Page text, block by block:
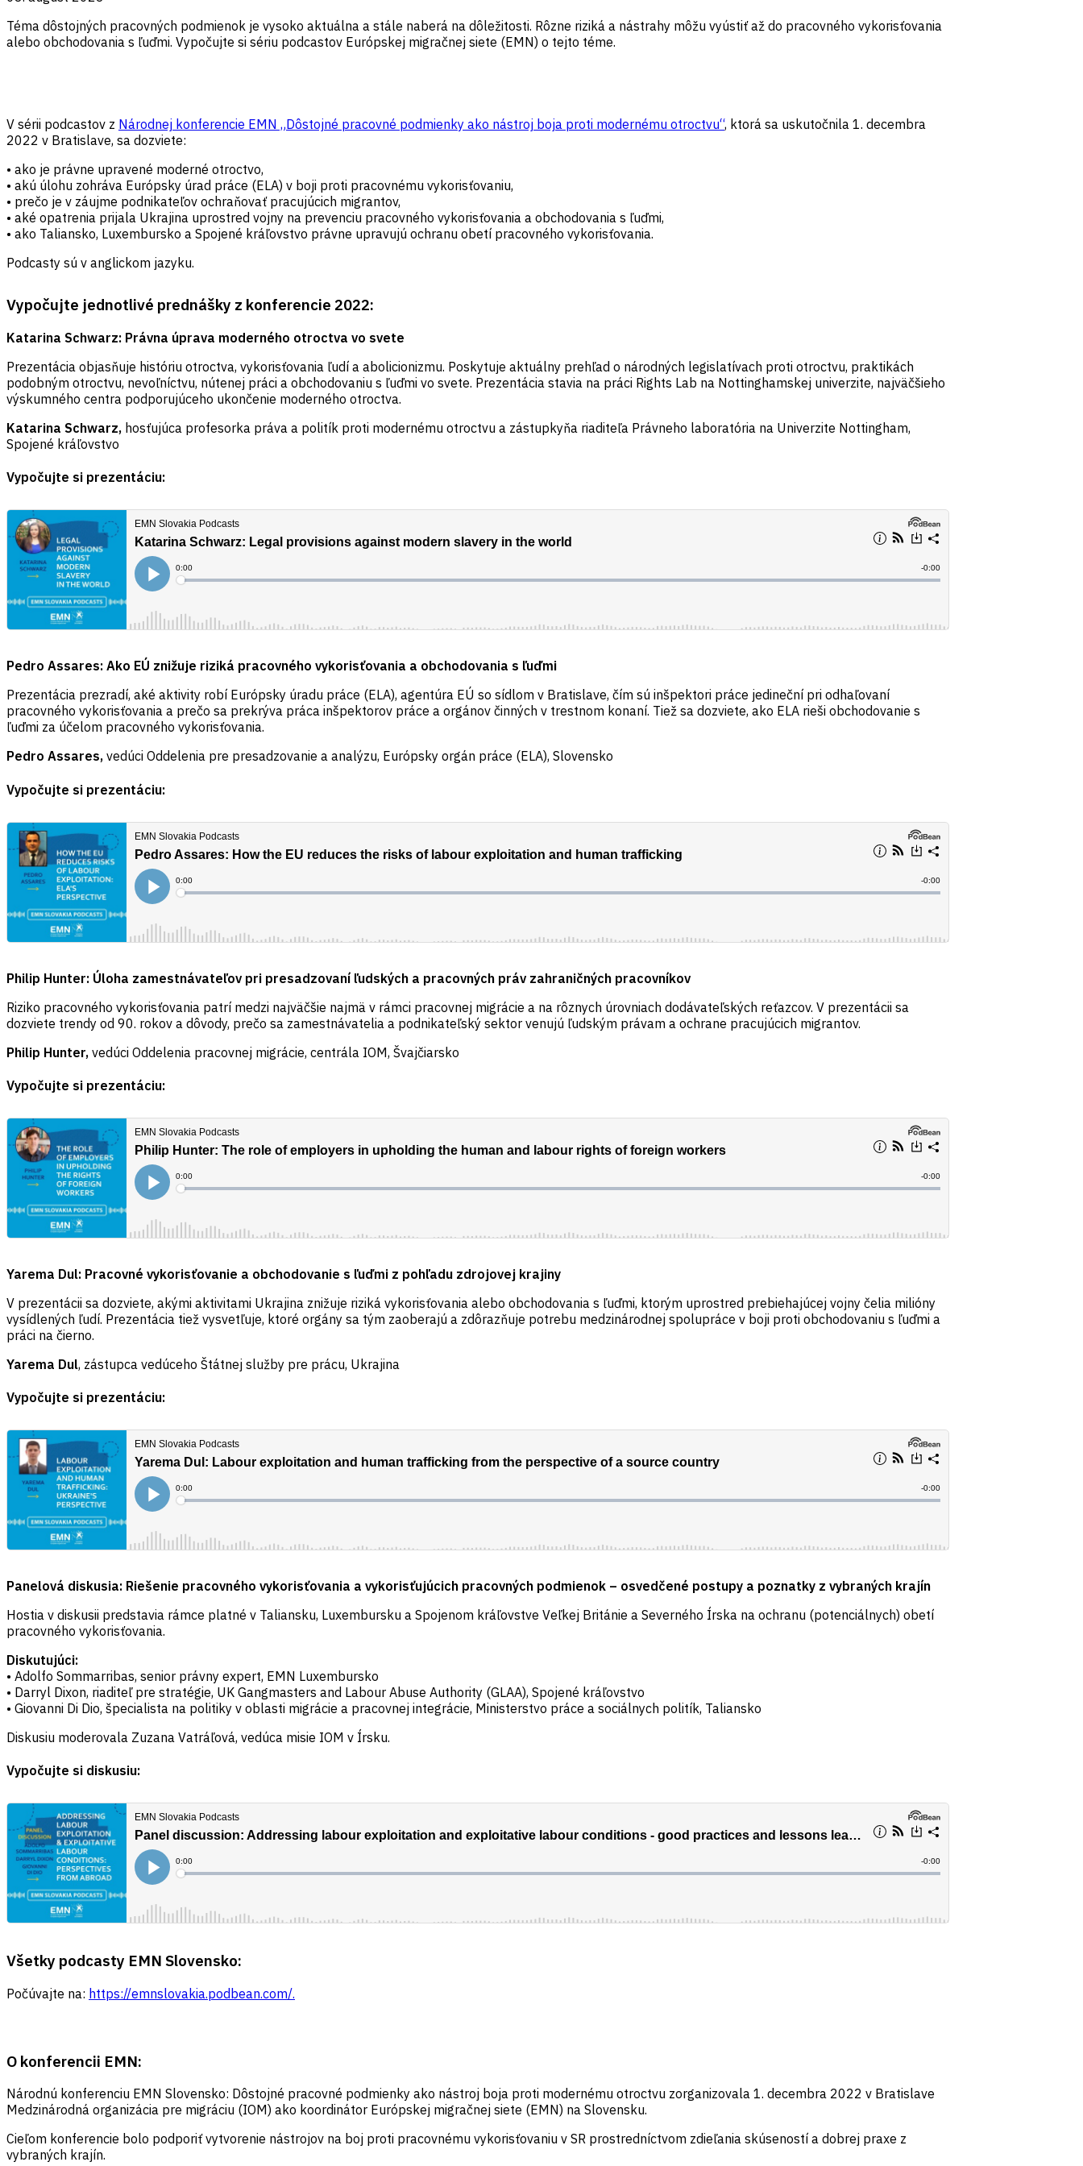
Téma dôstojných pracovných podmienok je vysoko aktuálna a stále naberá na dôležitosti. Rôzne riziká a nástrahy môžu vyústiť až do pracovného vykorisťovania
alebo obchodovania s ľuďmi. Vypočujte si sériu podcastov Európskej migračnej siete (EMN) o tejto téme.
V sérii podcastov z Národnej konferencie EMN „Dôstojné pracovné podmienky ako nástroj boja proti modernému otroctvu“, ktorá sa uskutočnila 1. decembra
2022 v Bratislave, sa dozviete:
• ako je právne upravené moderné otroctvo,
• akú úlohu zohráva Európsky úrad práce (ELA) v boji proti pracovnému vykorisťovaniu,
• prečo je v záujme podnikateľov ochraňovať pracujúcich migrantov,
• aké opatrenia prijala Ukrajina uprostred vojny na prevenciu pracovného vykorisťovania a obchodovania s ľuďmi,
• ako Taliansko, Luxembursko a Spojené kráľovstvo právne upravujú ochranu obetí pracovného vykorisťovania.
Podcasty sú v anglickom jazyku.
Vypočujte jednotlivé prednášky z konferencie 2022:
Katarina Schwarz: Právna úprava moderného otroctva vo svete
Prezentácia objasňuje históriu otroctva, vykorisťovania ľudí a abolicionizmu. Poskytuje aktuálny prehľad o národných legislatívach proti otroctvu, praktikách
podobným otroctvu, nevoľníctvu, nútenej práci a obchodovaniu s ľuďmi vo svete. Prezentácia stavia na práci Rights Lab na Nottinghamskej univerzite, najväčšieho
výskumného centra podporujúceho ukončenie moderného otroctva.
Katarina Schwarz, hosťujúca profesorka práva a politík proti modernému otroctvu a zástupkyňa riaditeľa Právneho laboratória na Univerzite Nottingham,
Spojené kráľovstvo
Vypočujte si prezentáciu:
Pedro Assares: Ako EÚ znižuje riziká pracovného vykorisťovania a obchodovania s ľuďmi
Prezentácia prezradí, aké aktivity robí Európsky úradu práce (ELA), agentúra EÚ so sídlom v Bratislave, čím sú inšpektori práce jedineční pri odhaľovaní
pracovného vykorisťovania a prečo sa prekrýva práca inšpektorov práce a orgánov činných v trestnom konaní. Tiež sa dozviete, ako ELA rieši obchodovanie s
ľuďmi za účelom pracovného vykorisťovania.
Pedro Assares, vedúci Oddelenia pre presadzovanie a analýzu, Európsky orgán práce (ELA), Slovensko
Vypočujte si prezentáciu:
Philip Hunter: Úloha zamestnávateľov pri presadzovaní ľudských a pracovných práv zahraničných pracovníkov
Riziko pracovného vykorisťovania patrí medzi najväčšie najmä v rámci pracovnej migrácie a na rôznych úrovniach dodávateľských reťazcov. V prezentácii sa
dozviete trendy od 90. rokov a dôvody, prečo sa zamestnávatelia a podnikateľský sektor venujú ľudským právam a ochrane pracujúcich migrantov.
Philip Hunter, vedúci Oddelenia pracovnej migrácie, centrála IOM, Švajčiarsko
Vypočujte si prezentáciu:
Yarema Dul: Pracovné vykorisťovanie a obchodovanie s ľuďmi z pohľadu zdrojovej krajiny
V prezentácii sa dozviete, akými aktivitami Ukrajina znižuje riziká vykorisťovania alebo obchodovania s ľuďmi, ktorým uprostred prebiehajúcej vojny čelia milióny
vysídlených ľudí. Prezentácia tiež vysvetľuje, ktoré orgány sa tým zaoberajú a zdôrazňuje potrebu medzinárodnej spolupráce v boji proti obchodovaniu s ľuďmi a
práci na čierno.
Yarema Dul, zástupca vedúceho Štátnej služby pre prácu, Ukrajina
Vypočujte si prezentáciu:
Panelová diskusia: Riešenie pracovného vykorisťovania a vykorisťujúcich pracovných podmienok – osvedčené postupy a poznatky z vybraných krajín
Hostia v diskusii predstavia rámce platné v Taliansku, Luxembursku a Spojenom kráľovstve Veľkej Británie a Severného Írska na ochranu (potenciálnych) obetí
pracovného vykorisťovania.
Diskutujúci:
• Adolfo Sommarribas, senior právny expert, EMN Luxembursko
• Darryl Dixon, riaditeľ pre stratégie, UK Gangmasters and Labour Abuse Authority (GLAA), Spojené kráľovstvo
• Giovanni Di Dio, špecialista na politiky v oblasti migrácie a pracovnej integrácie, Ministerstvo práce a sociálnych politík, Taliansko
Diskusiu moderovala Zuzana Vatráľová, vedúca misie IOM v Írsku.
Vypočujte si diskusiu:
Všetky podcasty EMN Slovensko:
Počúvajte na: https://emnslovakia.podbean.com/.
O konferencii EMN:
Národnú konferenciu EMN Slovensko: Dôstojné pracovné podmienky ako nástroj boja proti modernému otroctvu zorganizovala 1. decembra 2022 v Bratislave
Medzinárodná organizácia pre migráciu (IOM) ako koordinátor Európskej migračnej siete (EMN) na Slovensku.
Cieľom konferencie bolo podporiť vytvorenie nástrojov na boj proti pracovnému vykorisťovaniu v SR prostredníctvom zdieľania skúseností a dobrej praxe z
vybraných krajín.